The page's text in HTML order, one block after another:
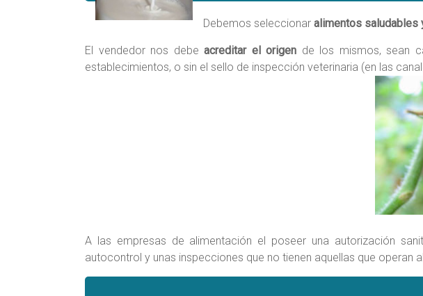
Debemos seleccionar alimentos saludables
El vendedor nos debeacreditar el origen de los mismos, sean
establecimientos, o sin el sello de inspección veterinaria (en las
A las empresas de alimentación el poseer una autorización
autocontrol y unas inspecciones que no tienen aquellas que operan